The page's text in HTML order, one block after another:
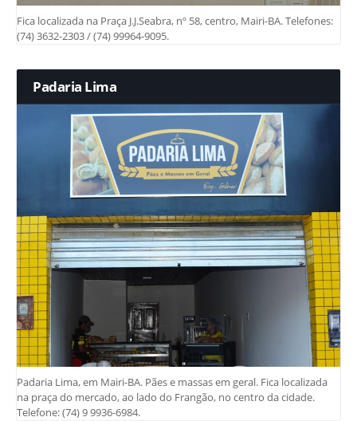
Fica localizada na Praça J.J.Seabra, nº 58, centro, Mairi-BA. Telefones:
(74) 3632-2303 / (74) 99964-9095.
Padaria Lima
Padaria Lima, em Mairi-BA. Pães e massas em geral. Fica localizada
na praça do mercado, ao lado do Frangão, no centro da cidade.
Telefone: (74) 9 9936-6984.